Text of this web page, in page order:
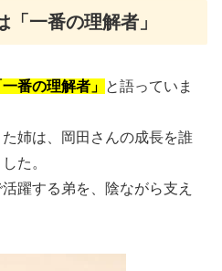
「一番の理解者」
一番の理解者」 と語っていま
姉は、岡田さんの成長を誰
た。
躍する弟を、陰ながら支え